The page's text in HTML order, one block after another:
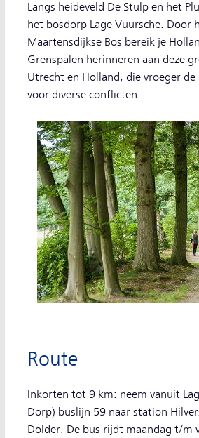
Langs heideveld De Stulp en het
het bosdorp Lage Vuursche. Door
Maartensdijkse Bos bereik je
Grenspalen herinneren aan deze
Utrecht en Holland, die vroeger de
voor diverse conflicten.
Route
Inkorten tot 9 km: neem vanuit
Dorp) buslijn 59 naar station
Dolder. De bus rijdt maandag t/m